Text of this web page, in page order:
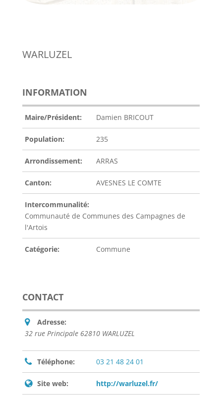
WARLUZEL
INFORMATION
Maire/Président: Damien BRICOUT
Population: 235
Arrondissement: ARRAS
Canton: AVESNES LE COMTE
Intercommunalité:
Communauté de Communes des Campagnes de
l'Artois
Catégorie: Commune
CONTACT
Adresse:
32 rue Principale 62810 WARLUZEL
Téléphone: 03 21 48 24 01
Site web: http://warluzel.fr/